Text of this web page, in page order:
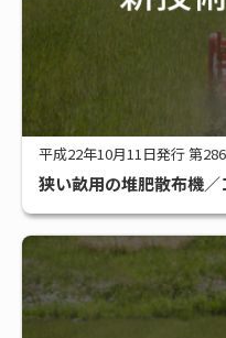
平成22年10月11日発行 第
狭い畝用の堆肥散布機